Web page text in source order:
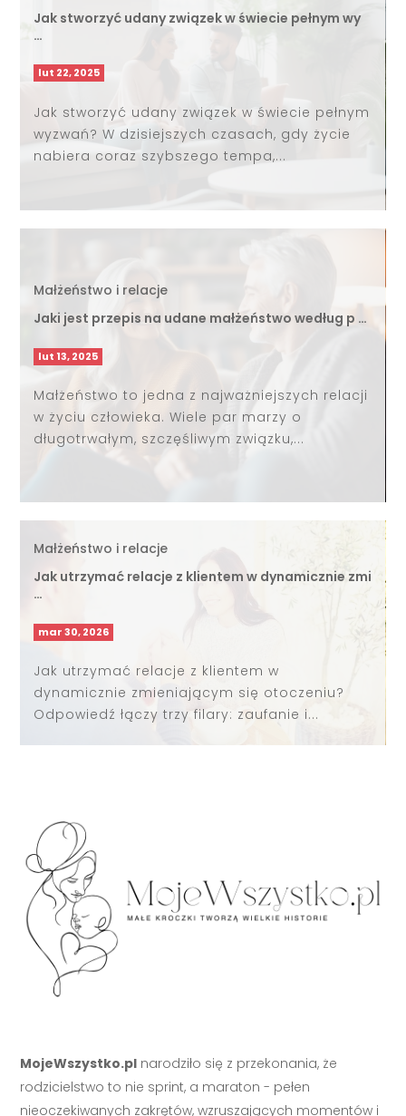
Jak stworzyć udany związek w świecie pełnym wy
…
lut 22, 2025
Jak stworzyć udany związek w świecie pełnym
wyzwań? W dzisiejszych czasach, gdy życie
nabiera coraz szybszego tempa,...
Małżeństwo i relacje
Jaki jest przepis na udane małżeństwo według p …
lut 13, 2025
Małżeństwo to jedna z najważniejszych relacji
w życiu człowieka. Wiele par marzy o
długotrwałym, szczęśliwym związku,...
Małżeństwo i relacje
Jak utrzymać relacje z klientem w dynamicznie zmi
…
mar 30, 2026
Jak utrzymać relacje z klientem w
dynamicznie zmieniającym się otoczeniu?
Odpowiedź łączy trzy filary: zaufanie i...
MojeWszystko.pl narodziło się z przekonania, że
rodzicielstwo to nie sprint, a maraton - pełen
nieoczekiwanych zakrętów, wzruszających momentów i